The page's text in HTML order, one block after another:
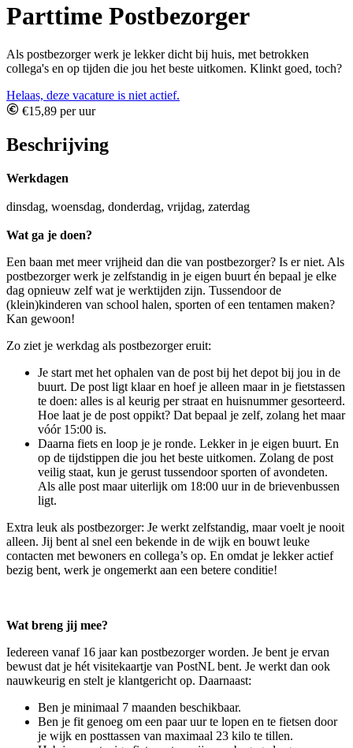
Parttime Postbezorger
Als postbezorger werk je lekker dicht bij huis, met betrokken
collega's en op tijden die jou het beste uitkomen. Klinkt goed, toch?
Helaas, deze vacature is niet actief.
€15,89 per uur
Beschrijving
Werkdagen
dinsdag, woensdag, donderdag, vrijdag, zaterdag
Wat ga je doen?
Een baan met meer vrijheid dan die van postbezorger? Is er niet. Als
postbezorger werk je zelfstandig in je eigen buurt én bepaal je elke
dag opnieuw zelf wat je werktijden zijn. Tussendoor de
(klein)kinderen van school halen, sporten of een tentamen maken?
Kan gewoon!
Zo ziet je werkdag als postbezorger eruit:
Je start met het ophalen van de post bij het depot bij jou in de
buurt. De post ligt klaar en hoef je alleen maar in je fietstassen
te doen: alles is al keurig per straat en huisnummer gesorteerd.
Hoe laat je de post oppikt? Dat bepaal je zelf, zolang het maar
vóór 15:00 is.
Daarna fiets en loop je je ronde. Lekker in je eigen buurt. En
op de tijdstippen die jou het beste uitkomen. Zolang de post
veilig staat, kun je gerust tussendoor sporten of avondeten.
Als alle post maar uiterlijk om 18:00 uur in de brievenbussen
ligt.
Extra leuk als postbezorger: Je werkt zelfstandig, maar voelt je nooit
alleen. Jij bent al snel een bekende in de wijk en bouwt leuke
contacten met bewoners en collega’s op. En omdat je lekker actief
bezig bent, werk je ongemerkt aan een betere conditie!
Wat breng jij mee?
Iedereen vanaf 16 jaar kan postbezorger worden. Je bent je ervan
bewust dat je hét visitekaartje van PostNL bent. Je werkt dan ook
nauwkeurig en stelt je klantgericht op. Daarnaast:
Ben je minimaal 7 maanden beschikbaar.
Ben je fit genoeg om een paar uur te lopen en te fietsen door
je wijk en posttassen van maximaal 23 kilo te tillen.